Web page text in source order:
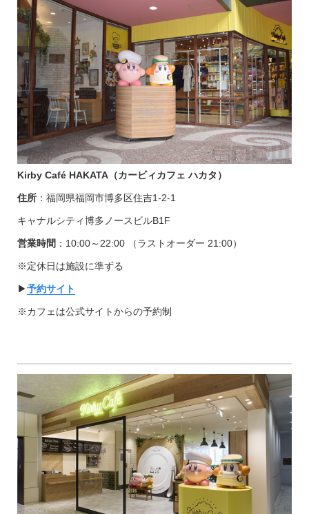
Kirby Café HAKATA（カービィカフェ ハカタ）
住所：福岡県福岡市博多区住吉1-2-1
キャナルシティ博多ノースビルB1F
営業時間 ：10:00～22:00 （ラストオーダー 21:00）
※定休日は施設に準ずる
▶︎予約サイト
※カフェは公式サイトからの予約制